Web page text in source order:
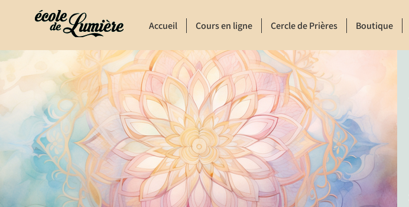
Accueil Cours en ligne Cercle de Prières Boutique